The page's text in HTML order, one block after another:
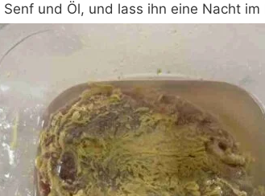
und Öl, und lass ihn eine Nacht im